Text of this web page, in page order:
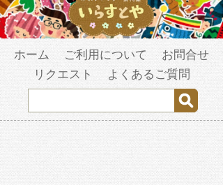
ホーム ご利用について
お問合せ
リクエスト
よくあるご質問